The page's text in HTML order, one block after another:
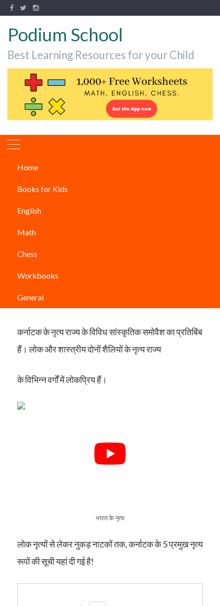
Podium School
Best Learning Resources for your Child
Home
Books for Kids
English
Math
Chess
Workbooks
General
भारतके कई राज्यों में से एक कर्नाटक ने भारतीय
महत्वपूर्ण योगदान दिया है। कर्नाटक के प्रभाव ने भारत के
रूपों में से एक है।
कर्नाटक के नृत्य राज्य के विविध सांस्कृतिक समोवैश का प्रतिबिंब
हैं। लोक और शास्त्रीय दोनों शैलियों के नृत्य राज्य
के विभिन्न वर्गों में लोकप्रिय हैं।
भारत के नृत्य
लोक नृत्यों से लेकर नुकड़ नाटकों तक, कर्नाटक के 5 प्रमुख नृत्य
रूपों की सूची यहां दी गई है!